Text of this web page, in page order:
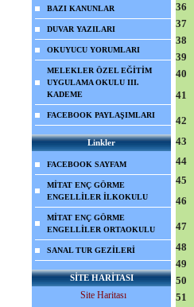
BAZI KANUNLAR
DUVAR YAZILARI
OKUYUCU YORUMLARI
MELEKLER ÖZEL EĞİTİM
UYGULAMA OKULU III.
KADEME
FACEBOOK PAYLAŞIMLARI
Linkler
FACEBOOK SAYFAM
MİTAT ENÇ GÖRME
ENGELLİLER İLKOKULU
MİTAT ENÇ GÖRME
ENGELLİLER ORTAOKULU
SANAL TUR GEZİLERİ
SİTE HARİTASI
Site Haritası
36
37
38
39
40
41
42
43
44
45
46
47
48
49
50
51